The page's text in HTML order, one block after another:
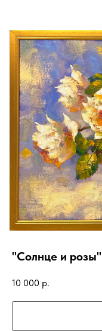
"Солнце и розы"
10 000 р.